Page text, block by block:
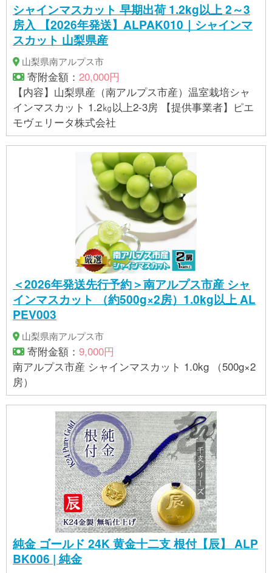
シャインマスカット 早期出荷 1.2kg以上 2～3
房入 【2026年発送】ALPAK010｜シャインマ
スカット 山梨県産
山梨県南アルプス市
寄附金額： 20,000円
【内容】山梨県産（南アルプス市産）温室栽培シャ
インマスカット 1.2㎏以上2-3房 【提供事業者】ピエ
モヴェリータ株式会社
＜2026年発送先行予約＞南アルプス市産 シャ
インマスカット （約500g×2房）1.0kg以上 AL
PEV003
山梨県南アルプス市
寄附金額： 9,000円
南アルプス市産 シャインマスカット 1.0kg （500g×2
房）
純金 ゴールド 24K 黄金十二支 根付【辰】 ALP
BK006 | 純金